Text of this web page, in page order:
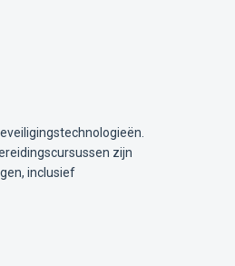
zijn
inclusief